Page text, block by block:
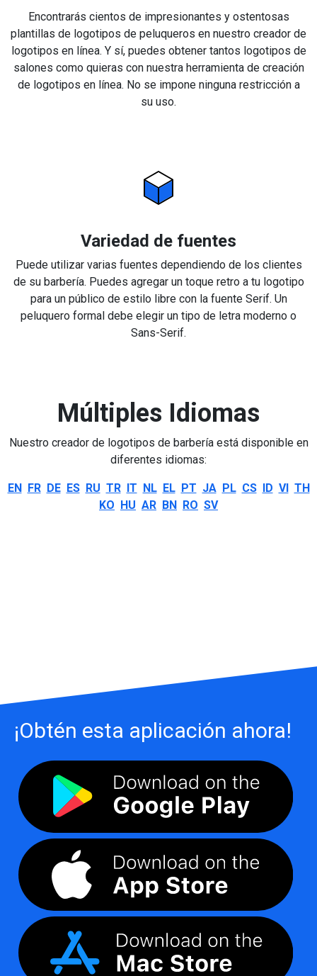
Encontrarás cientos de impresionantes y ostentosas
plantillas de logotipos de peluqueros en nuestro creador de
logotipos en línea. Y sí, puedes obtener tantos logotipos de
salones como quieras con nuestra herramienta de creación
de logotipos en línea. No se impone ninguna restricción a
su uso.
Variedad de fuentes
Puede utilizar varias fuentes dependiendo de los clientes
de su barbería. Puedes agregar un toque retro a tu logotipo
para un público de estilo libre con la fuente Serif. Un
peluquero formal debe elegir un tipo de letra moderno o
Sans-Serif.
Múltiples Idiomas
Nuestro creador de logotipos de barbería está disponible en
diferentes idiomas:
EN FR DE ES RU TR IT NL EL PT JA PL CS ID VI TH
KO HU AR BN RO SV
¡Obtén esta aplicación ahora!